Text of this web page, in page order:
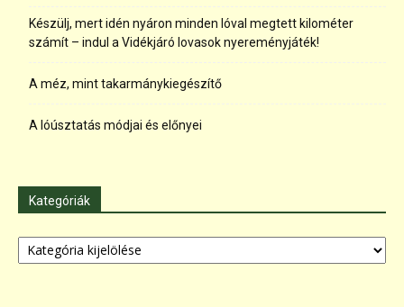
Készülj, mert idén nyáron minden lóval megtett kilométer
számít – indul a Vidékjáró lovasok nyereményjáték!
A méz, mint takarmánykiegészítő
A lóúsztatás módjai és előnyei
Kategóriák
Kategóriák